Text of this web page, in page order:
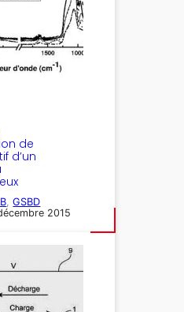
de
d’un
, GSBD
2015